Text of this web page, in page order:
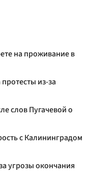
на проживание в
из-за
слов Пугачевой о
с Калининградом
угрозы окончания